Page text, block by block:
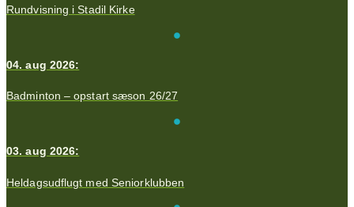
Rundvisning i Stadil Kirke
04. aug 2026:
Badminton – opstart sæson 26/27
03. aug 2026:
Heldagsudflugt med Seniorklubben